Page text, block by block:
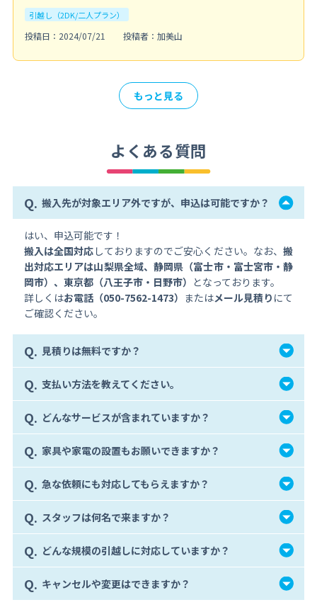
引越し（2DK/二人プラン）
投稿日：2024/07/21 投稿者：加美山
もっと見る
よくある質問
Q. 搬入先が対象エリア外ですが、申込は可能ですか？
はい、申込可能です！
搬入は全国対応 しておりますのでご安心ください。なお、搬
出対応エリアは山梨県全域、静岡県（富士市・富士宮市・静
岡市）、東京都（八王子市・日野市） となっております。
詳しくはお電話（050-7562-1473） またはメール見積り にて
ご確認ください。
Q. 見積りは無料ですか？
Q. 支払い方法を教えてください。
Q. どんなサービスが含まれていますか？
Q. 家具や家電の設置もお願いできますか？
Q. 急な依頼にも対応してもらえますか？
Q. スタッフは何名で来ますか？
Q. どんな規模の引越しに対応していますか？
Q. キャンセルや変更はできますか？